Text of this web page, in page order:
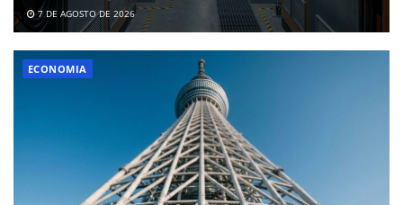
7 DE AGOSTO DE 2026
ECONOMIA